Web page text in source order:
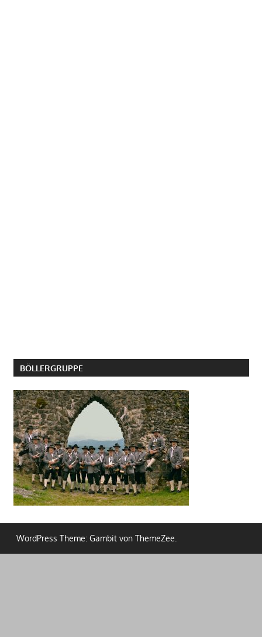
BÖLLERGRUPPE
WordPress Theme: Gambit von ThemeZee.